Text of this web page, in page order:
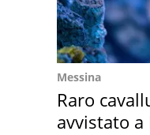
Messina
Raro
avvistato a